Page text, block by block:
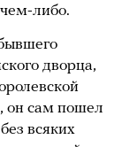
либо.
дворца,
он сам пошел
всяких